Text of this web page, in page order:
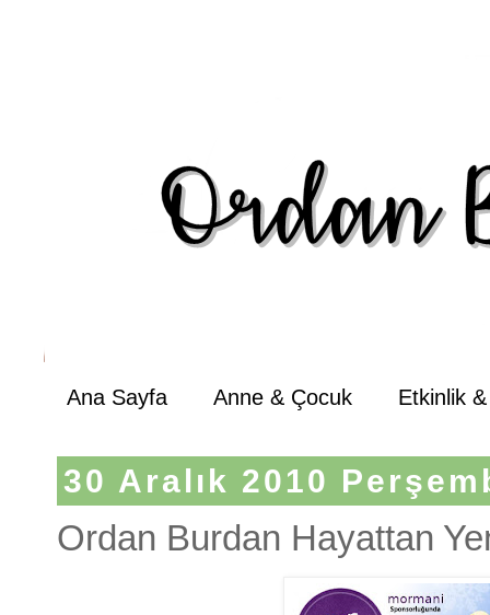
Ana Sayfa Anne & Çocuk Etkinlik
30 Aralık 2010
Ordan Burdan Hayattan